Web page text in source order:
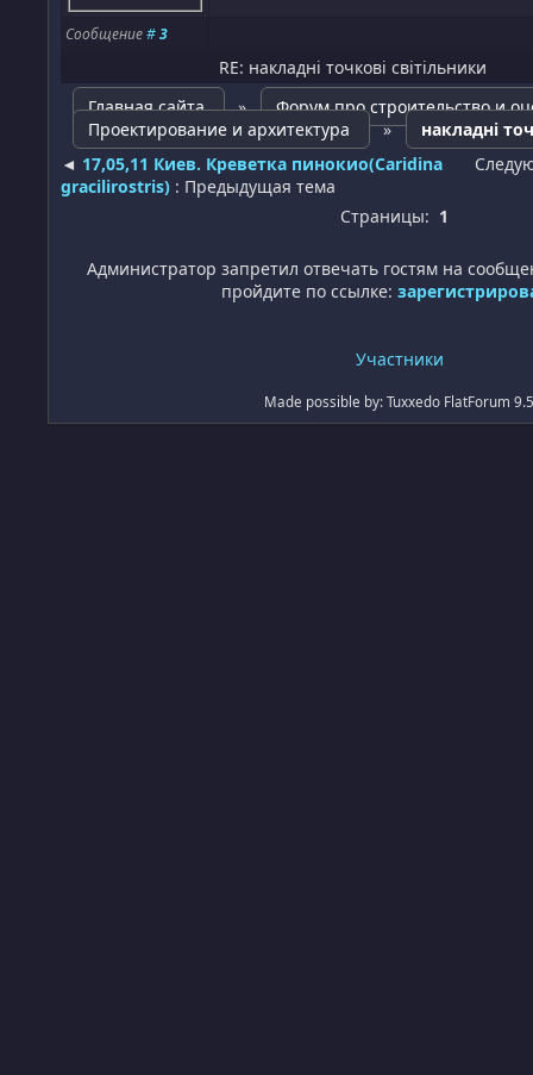
Сообщение#3
RE: накладні точкові світільники
Главная сайта
»
Форум про строительство и
Проектирование и архитектура
»
накладні
◄ 17,05,11 Киев. Креветка пинокио(Caridina
gracilirostris) : Предыдущая тема
Страницы: 1
Администратор запретил отвечать гостям на
пройдите по ссылке:
Участники
Made possible by: Tuxxedo FlatForum